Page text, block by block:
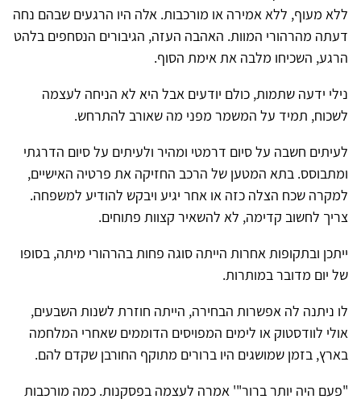
ללא מעוף, ללא אמירה או מורכבות. אלה היו הרגעים שבהם נחה
דעתה מהרהורי המוות. האהבה העזה, הגיבורים הנסחפים בלהט
הרגע, השכיחו מלבה את אימת הסוף.
נילי ידעה שתמות, כולם יודעים אבל היא לא הניחה לעצמה
לשכוח, תמיד על המשמר מפני מה שאורב להתרחש.
לעיתים חשבה על סיום דרמטי ומהיר ולעיתים על סיום הדרגתי
ומתבוסס. בתא המטען של הרכב החזיקה את פרטיה האישיים,
למקרה שכח הצלה כזה או אחר יגיע ויבקש להודיע למשפחה.
צריך לחשוב קדימה, לא להשאיר קצוות פתוחים.
ייתכן ובתקופות אחרות הייתה סוגה פחות בהרהורי מיתה, בסופו
של יום מדובר במותרות.
לו ניתנה לה אפשרות הבחירה, הייתה חוזרת לשנות השבעים,
אולי לוודסטוק או לימים המפויסים הדוממים שאחרי המלחמה
בארץ, בזמן שמושגים היו ברורים מתוקף החורבן שקדם להם.
"פעם היה יותר ברור"' אמרה לעצמה בפסקנות. כמה מורכבות